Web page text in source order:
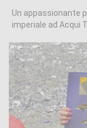
Un appassionante
imperiale ad Acqui